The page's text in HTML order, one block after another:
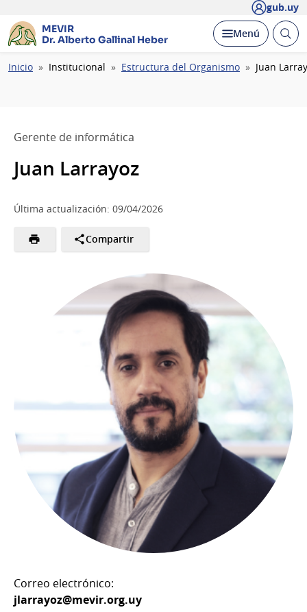
gub.uy
MEVIR
Dr. Alberto Gallinal Heber
Desplegar
Menú Abrir
Ruta
Inicio Institucional Estructura del Organismo Juan
Gerente de informática
Juan Larrayoz
Última actualización: 09/04/2026
Compartir
Correo electrónico:
jlarrayoz@mevir.org.uy